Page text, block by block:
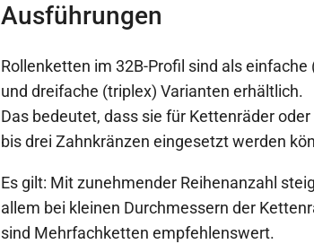
Ausführungen
Rollenketten im 32B-Profil sind als
und dreifache (triplex) Varianten erhältlich.
Das bedeutet, dass sie für Kettenräder
bis drei Zahnkränzen eingesetzt werden
Es gilt: Mit zunehmender Reihenanzahl
allem bei kleinen Durchmessern der
sind Mehrfachketten empfehlenswert.